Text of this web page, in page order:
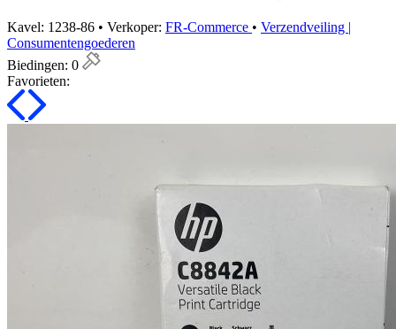
Kavel: 1238-86 • Verkoper: FR-Commerce • Verzendveiling |
Consumentengoederen
Biedingen: 0
Favorieten: